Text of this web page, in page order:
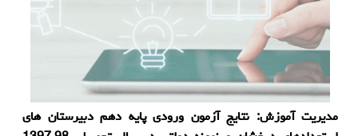
مدیریت آموزش: نتایج آزمون ورودی پایه دهم دبیرستان های